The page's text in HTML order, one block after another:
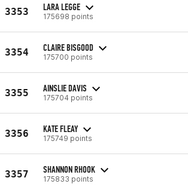
3353 LARA LEGGE
175698 points
3354 CLAIRE BISGOOD
175700 points
3355 AINSLIE DAVIS
175704 points
3356 KATE FLEAY
175749 points
3357 SHANNON RHOOK
175833 points